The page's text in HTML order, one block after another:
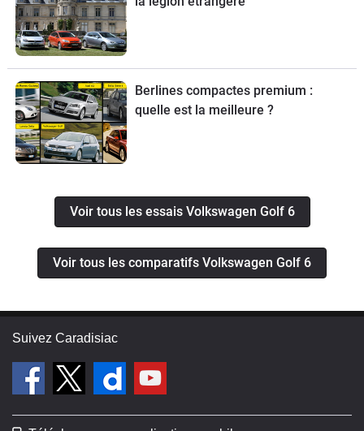
Berlines compactes premium :
quelle est la meilleure ?
Voir tous les essais Volkswagen Golf 6
Voir tous les comparatifs Volkswagen Golf 6
Suivez Caradisiac